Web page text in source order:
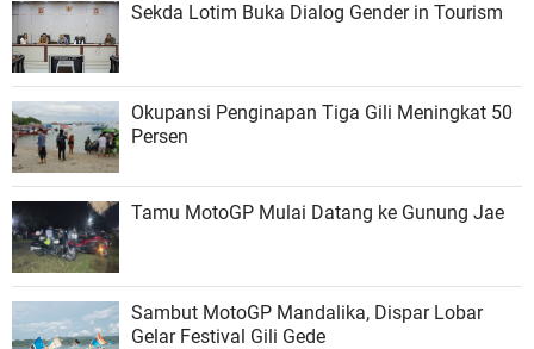
Sekda Lotim Buka Dialog Gender in Tourism
Okupansi Penginapan Tiga Gili Meningkat 50
Persen
Tamu MotoGP Mulai Datang ke Gunung Jae
Sambut MotoGP Mandalika, Dispar Lobar
Gelar Festival Gili Gede